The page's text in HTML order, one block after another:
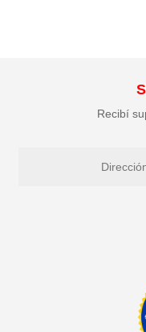
Recibí